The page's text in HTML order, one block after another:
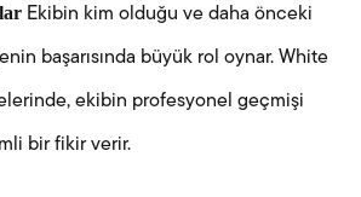
Ekibin kim olduğu ve daha önceki
başarısında büyük rol oynar. White
ekibin profesyonel geçmişi
bir fikir verir.